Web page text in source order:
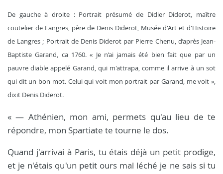
De gauche à droite : Portrait présumé de Didier Diderot, maître
coutelier de Langres, père de Denis Diderot, Musée d'Art et d'Histoire
de Langres ; Portrait de Denis Diderot par Pierre Chenu, d’après Jean-
Baptiste Garand, ca 1760. « Je n’ai jamais été bien fait que par un
pauvre diable appelé Garand, qui m'attrapa, comme il arrive à un sot
qui dit un bon mot. Celui qui voit mon portrait par Garand, me voit »,
dixit Denis Diderot.
« — Athénien, mon ami, permets qu'au lieu de te
répondre, mon Spartiate te tourne le dos.
Quand j'arrivai à Paris, tu étais déjà un petit prodige,
et je n'étais qu'un petit ours mal léché je ne sais si tu